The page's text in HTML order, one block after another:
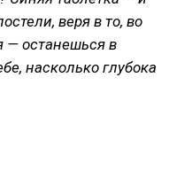
веря в то, во
— останешься в
насколько глубока